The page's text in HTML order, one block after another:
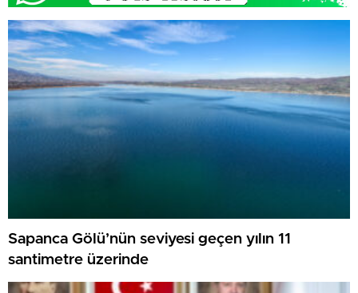
Sapanca Gölü’nün seviyesi geçen yılın 11
santimetre üzerinde